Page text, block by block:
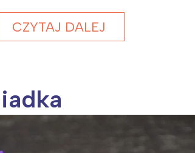
CZYTAJ DALEJ